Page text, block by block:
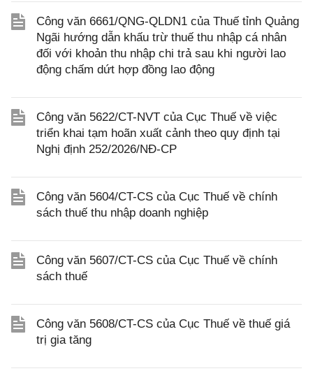
Công văn 6661/QNG-QLDN1 của Thuế tỉnh Quảng
Ngãi hướng dẫn khấu trừ thuế thu nhập cá nhân
đối với khoản thu nhập chi trả sau khi người lao
động chấm dứt hợp đồng lao động
Công văn 5622/CT-NVT của Cục Thuế về việc
triển khai tạm hoãn xuất cảnh theo quy định tại
Nghị định 252/2026/NĐ-CP
Công văn 5604/CT-CS của Cục Thuế về chính
sách thuế thu nhập doanh nghiệp
Công văn 5607/CT-CS của Cục Thuế về chính
sách thuế
Công văn 5608/CT-CS của Cục Thuế về thuế giá
trị gia tăng